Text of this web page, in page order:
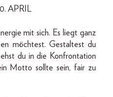
APRIL
mit sich. Es liegt ganz
möchtest. Gestaltest du
du in die Konfrontation
Motto sollte sein, fair zu